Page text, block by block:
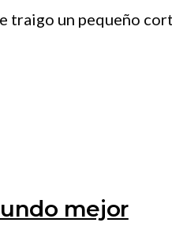
traigo un pequeño
mejor